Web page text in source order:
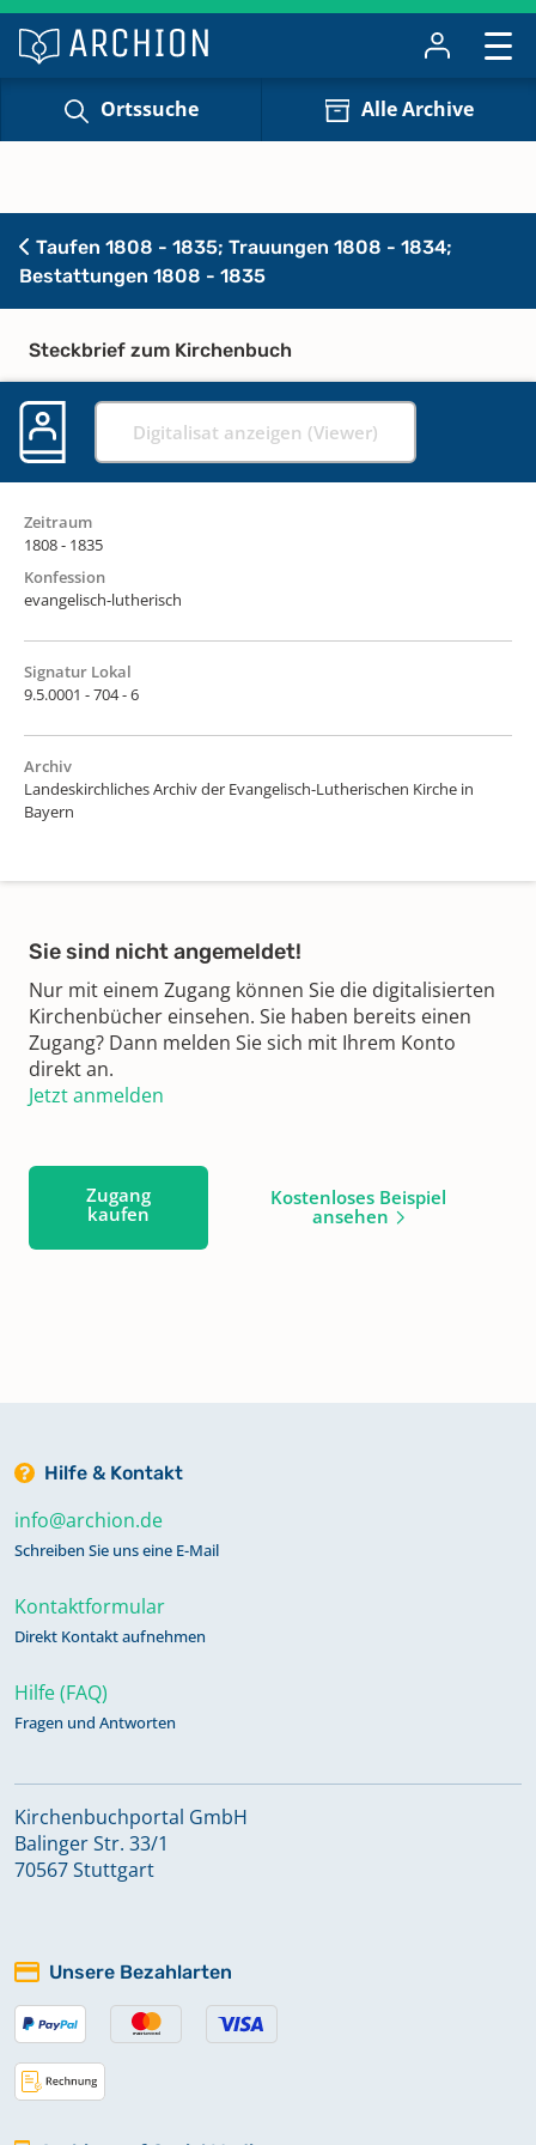
Ortssuche Alle Archive
Taufen 1808 - 1835; Trauungen 1808 - 1834;
Bestattungen 1808 - 1835
Steckbrief zum Kirchenbuch
Digitalisat anzeigen (Viewer)
Zeitraum
1808 - 1835
Konfession
evangelisch-lutherisch
Signatur Lokal
9.5.0001 - 704 - 6
Archiv
Landeskirchliches Archiv der Evangelisch-Lutherischen Kirche in
Bayern
Sie sind nicht angemeldet!
Nur mit einem Zugang können Sie die digitalisierten
Kirchenbücher einsehen. Sie haben bereits einen
Zugang? Dann melden Sie sich mit Ihrem Konto
direkt an.
Jetzt anmelden
Zugang
kaufen
Kostenloses Beispiel
ansehen
Hilfe & Kontakt
info@archion.de
Schreiben Sie uns eine E-Mail
Kontaktformular
Direkt Kontakt aufnehmen
Hilfe (FAQ)
Fragen und Antworten
Kirchenbuchportal GmbH
Balinger Str. 33/1
70567 Stuttgart
Unsere Bezahlarten